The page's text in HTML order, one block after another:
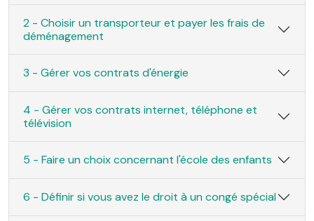
2 - Choisir un transporteur et payer les frais de
déménagement
3 - Gérer vos contrats d'énergie
4 - Gérer vos contrats internet, téléphone et
télévision
5 - Faire un choix concernant l'école des enfants
6 - Définir si vous avez le droit à un congé spécial